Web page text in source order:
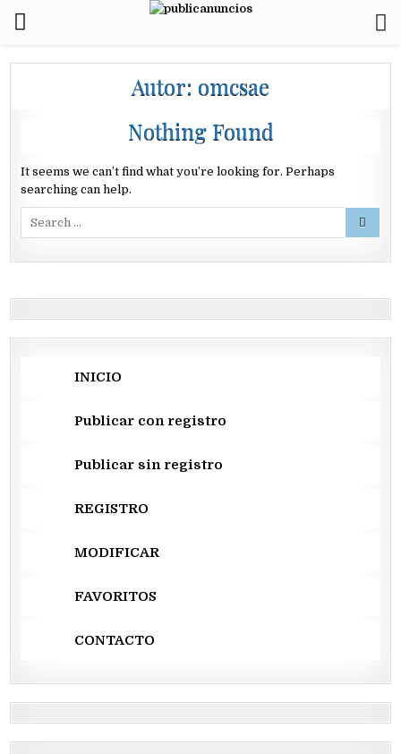
Autor: omcsae
Nothing Found
It seems we can’t find what you’re looking for. Perhaps
searching can help.
INICIO
Publicar con registro
Publicar sin registro
REGISTRO
MODIFICAR
FAVORITOS
CONTACTO